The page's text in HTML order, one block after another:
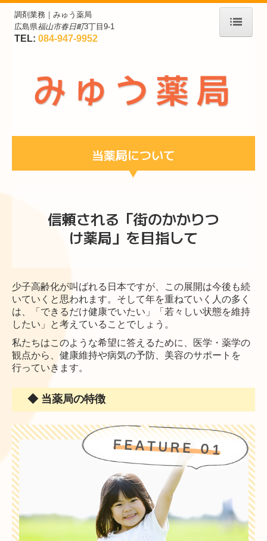
会社案内
当薬局について
調剤業務｜みゅう薬局
広島県福山市春日町3丁目9-1
TEL:084-947-9952
当薬局について
信頼される「街のかかりつ
け薬局」を目指して
少子高齢化が叫ばれる日本ですが、この展開は今後も続
いていくと思われます。そして年を重ねていく人の多く
は、「できるだけ健康でいたい」「若々しい状態を維持
したい」と考えていることでしょう。
私たちはこのような希望に答えるために、医学・薬学の
観点から、健康維持や病気の予防、美容のサポートを
行っていきます。
◆ 当薬局の特徴